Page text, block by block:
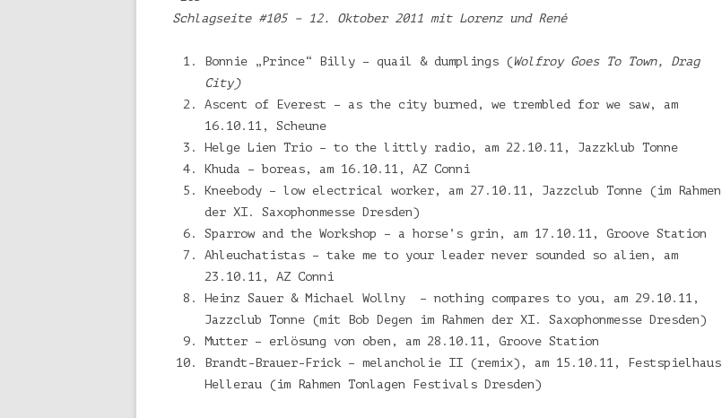
Schlagseite #105 – 12. Oktober 2011 mit Lorenz und René
Bonnie „Prince“ Billy – quail & dumplings (Wolfroy Goes To Town, Drag
City)
Ascent of Everest – as the city burned, we trembled for we saw, am
16.10.11, Scheune
Helge Lien Trio – to the littly radio, am 22.10.11, Jazzklub Tonne
Khuda – boreas, am 16.10.11, AZ Conni
Kneebody – low electrical worker, am 27.10.11, Jazzclub Tonne (im Rahmen
der XI. Saxophonmesse Dresden)
Sparrow and the Workshop – a horse’s grin, am 17.10.11, Groove Station
Ahleuchatistas – take me to your leader never sounded so alien, am
23.10.11, AZ Conni
Heinz Sauer & Michael Wollny – nothing compares to you, am 29.10.11,
Jazzclub Tonne (mit Bob Degen im Rahmen der XI. Saxophonmesse Dresden)
Mutter – erlösung von oben, am 28.10.11, Groove Station
Brandt-Brauer-Frick – melancholie II (remix), am 15.10.11, Festspielhaus
Hellerau (im Rahmen Tonlagen Festivals Dresden)